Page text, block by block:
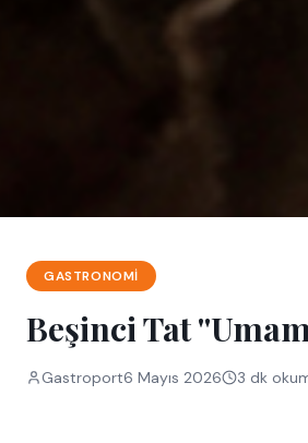
GASTRONOMI
Beşinci Tat
Gastroport6 Mayıs 2026 3 dk